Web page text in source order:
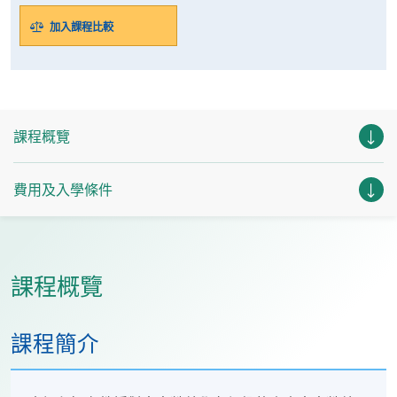
加入課程比較
課程概覽
費用及入學條件
課程概覽
課程簡介